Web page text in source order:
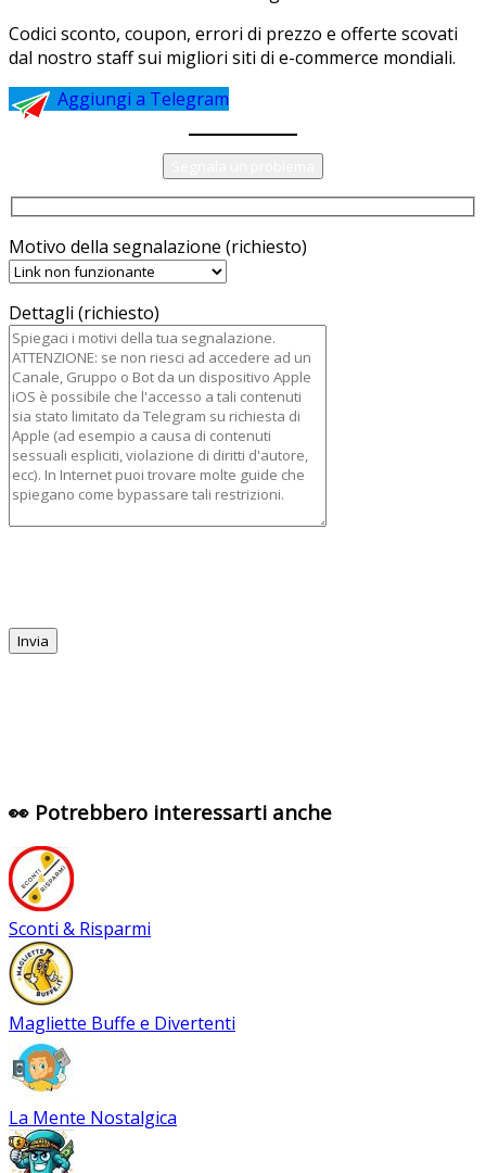
Codici sconto, coupon, errori di prezzo e offerte scovati
dal nostro staff sui migliori siti di e-commerce mondiali.
Aggiungi a Telegram
Motivo della segnalazione (richiesto)
Dettagli (richiesto)
👀 Potrebbero interessarti anche
Sconti & Risparmi
Magliette Buffe e Divertenti
La Mente Nostalgica